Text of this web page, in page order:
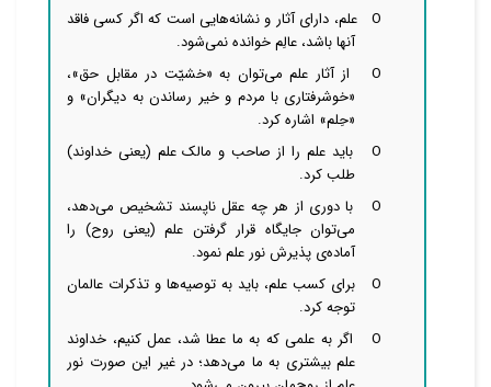
O
علم، دارای آثار و نشانه‌هایی است که اگر کسی فاقد
آنها باشد، عالِم خواندهنمی‌شود.
O
از آثار علممی‌توان به «خشیّت در مقابل حق»،
«خوشرفتاری با مردم و خیر رساندن به دیگران» و
«حِلم» اشاره کرد.
O
باید علم را از صاحب و مالک علم (یعنی خداوند)
طلب کرد.
O
با دوری از هر چه عقل ناپسند تشخیص می‌دهد،
می‌توان جایگاه قرار گرفتن علم (یعنی روح) را
آماده‌ی پذیرش نور علم نمود.
O
برای کسب علم، باید به توصیه‌ها و تذکرات عالمان
توجه کرد.
O
اگر به علمی که به ما عطا شد، عمل کنیم، خداوند
علم بیشتری به ما می‌دهد؛ در غیر این صورت نور